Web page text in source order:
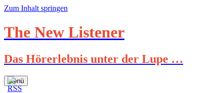
Zum Inhalt springen
The New Listener
Das Hörerlebnis unter der Lupe …
Menü